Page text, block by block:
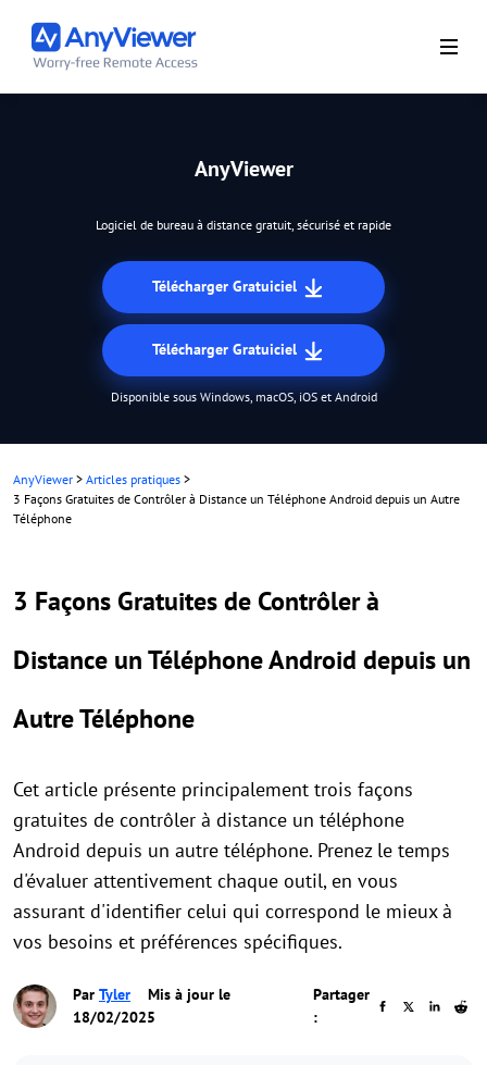
AnyViewer
Logiciel de bureau à distance gratuit, sécurisé et rapide
Télécharger Gratuiciel
Télécharger Gratuiciel
Disponible sous Windows, macOS, iOS et Android
AnyViewer > Articles pratiques >
3 Façons Gratuites de Contrôler à Distance un Téléphone Android depuis un Autre
Téléphone
3 Façons Gratuites de Contrôler à
Distance un Téléphone Android depuis un
Autre Téléphone
Cet article présente principalement trois façons
gratuites de contrôler à distance un téléphone
Android depuis un autre téléphone. Prenez le temps
d'évaluer attentivement chaque outil, en vous
assurant d'identifier celui qui correspond le mieux à
vos besoins et préférences spécifiques.
Par Tyler
Mis à jour le
18/02/2025
Partager
: